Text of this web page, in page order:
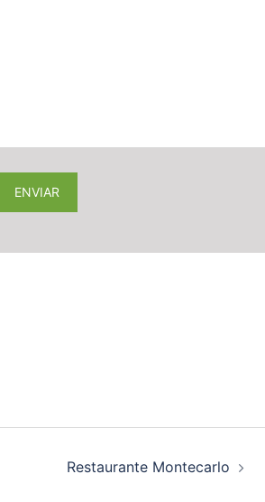
Restaurante Montecarlo